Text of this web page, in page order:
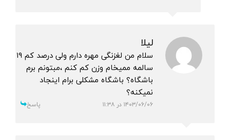
لیلا
سلام من لغزنگی مهره دارم ولی درصد کم ۱۹
سالمه ممیخام وزن کم کنم ،مبتونم برم
باشگاه؟ باشگاه مشکلی برام اینجاد
نمیکنه؟
۱۴۰۳/۰۶/۰۶ در ۱۱:۳۸ پاسخ